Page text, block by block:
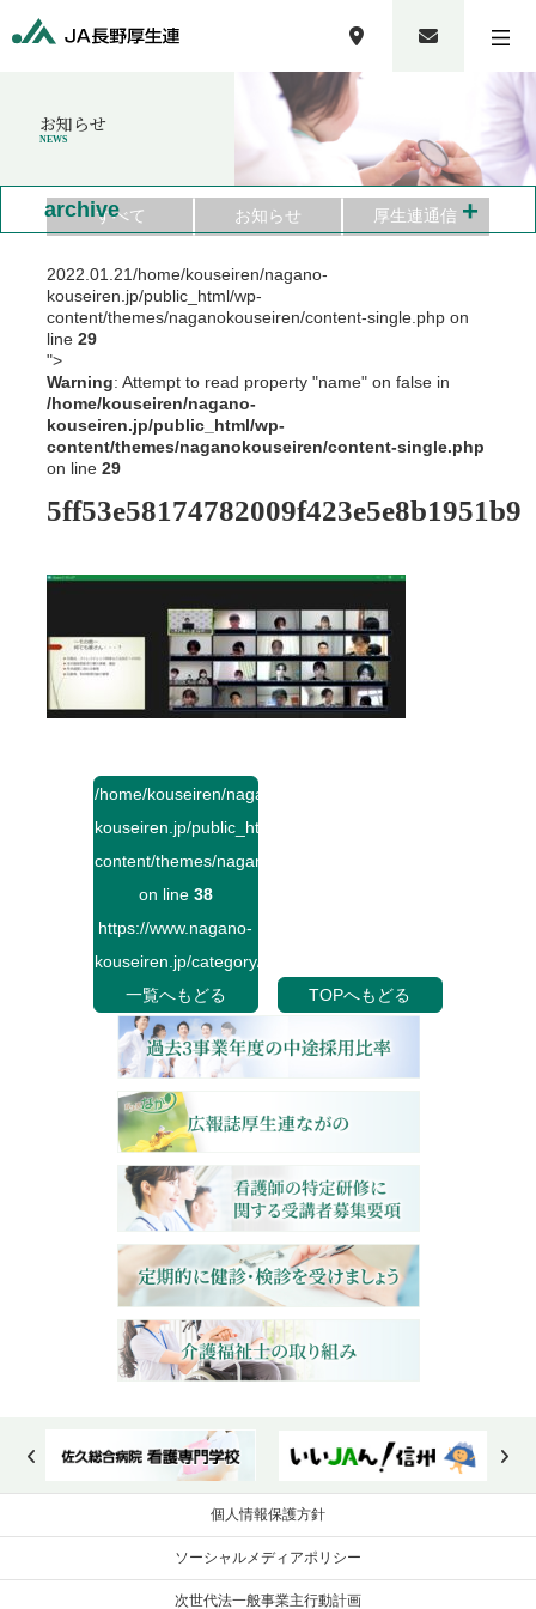
お知らせ
NEWS
すべて お知らせ 厚生連通信
2022.01.21/home/kouseiren/nagano-
kouseiren.jp/public_html/wp-
content/themes/naganokouseiren/content-single.php on
line 29
">
Warning: Attempt to read property "name" on false in
/home/kouseiren/nagano-
kouseiren.jp/public_html/wp-
content/themes/naganokouseiren/content-single.php
on line 29
5ff53e58174782009f423e5e8b1951b9
archive +
/home/kouseiren/nagano-
kouseiren.jp/public_html/wp-
content/themes/naganokouseiren/single.php
on line 38
https://www.nagano-
kouseiren.jp/category/">
一覧へもどる
TOPへもどる
個人情報保護方針
ソーシャルメディアポリシー
次世代法一般事業主行動計画